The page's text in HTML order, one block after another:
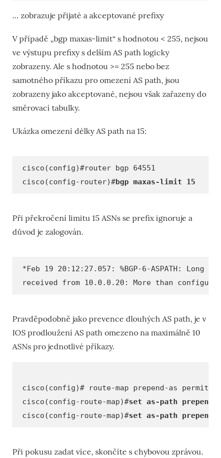
… zobrazuje přijaté a akceptované prefixy
V případě „bgp maxas-limit“ s hodnotou < 255, nejsou
ve výstupu prefixy s delším AS path logicky
zobrazeny. Ale s hodnotou >= 255 nebo bez
samotného příkazu pro omezení AS path, jsou
zobrazeny jako akceptované, nejsou však zařazeny do
směrovací tabulky.
Ukázka omezení délky AS path na 15:
cisco(config)#router bgp 64551
cisco(config-router)#bgp maxas-limit 15
Při překročení limitu 15 ASNs se prefix ignoruje a
důvod je zalogován.
*Feb 19 20:12:27.057: %BGP-6-ASPATH: Long
received from 10.0.0.20: More than configured
Pravděpodobně jako prevence dlouhých AS path, je v
IOS prodloužení AS path omezeno na maximálně 10
ASNs pro jednotlivé příkazy.
cisco(config)# route-map prepend-as permit
cisco(config-route-map)#set as-path prepend
cisco(config-route-map)#set as-path prepend
Při pokusu zadat více, skončíte s chybovou zprávou.